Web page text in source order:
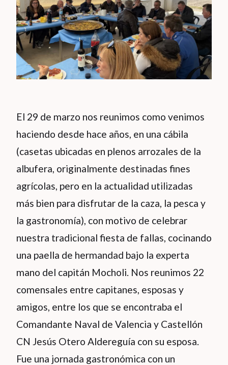
El 29 de marzo nos reunimos como venimos
haciendo desde hace años, en una cábila
(casetas ubicadas en plenos arrozales de la
albufera, originalmente destinadas fines
agrícolas, pero en la actualidad utilizadas
más bien para disfrutar de la caza, la pesca y
la gastronomía), con motivo de celebrar
nuestra tradicional fiesta de fallas, cocinando
una paella de hermandad bajo la experta
mano del capitán Mocholi. Nos reunimos 22
comensales entre capitanes, esposas y
amigos, entre los que se encontraba el
Comandante Naval de Valencia y Castellón
CN Jesús Otero Aldereguía con su esposa.
Fue una jornada gastronómica con un